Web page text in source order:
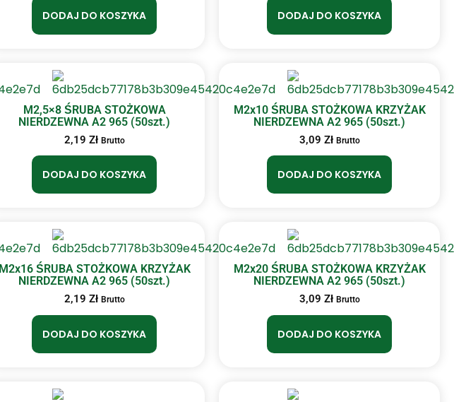
DODAJ DO KOSZYKA DODAJ DO KOSZYKA
M2,5×8 ŚRUBA STOŻKOWA
NIERDZEWNA A2 965 (50szt.)
2,19 Zł Brutto
DODAJ DO KOSZYKA
M2x10 ŚRUBA STOŻKOWA KRZYŻAK
NIERDZEWNA A2 965 (50szt.)
3,09 Zł Brutto
DODAJ DO KOSZYKA
M2x16 ŚRUBA STOŻKOWA KRZYŻAK
NIERDZEWNA A2 965 (50szt.)
2,19 Zł Brutto
DODAJ DO KOSZYKA
M2x20 ŚRUBA STOŻKOWA KRZYŻAK
NIERDZEWNA A2 965 (50szt.)
3,09 Zł Brutto
DODAJ DO KOSZYKA